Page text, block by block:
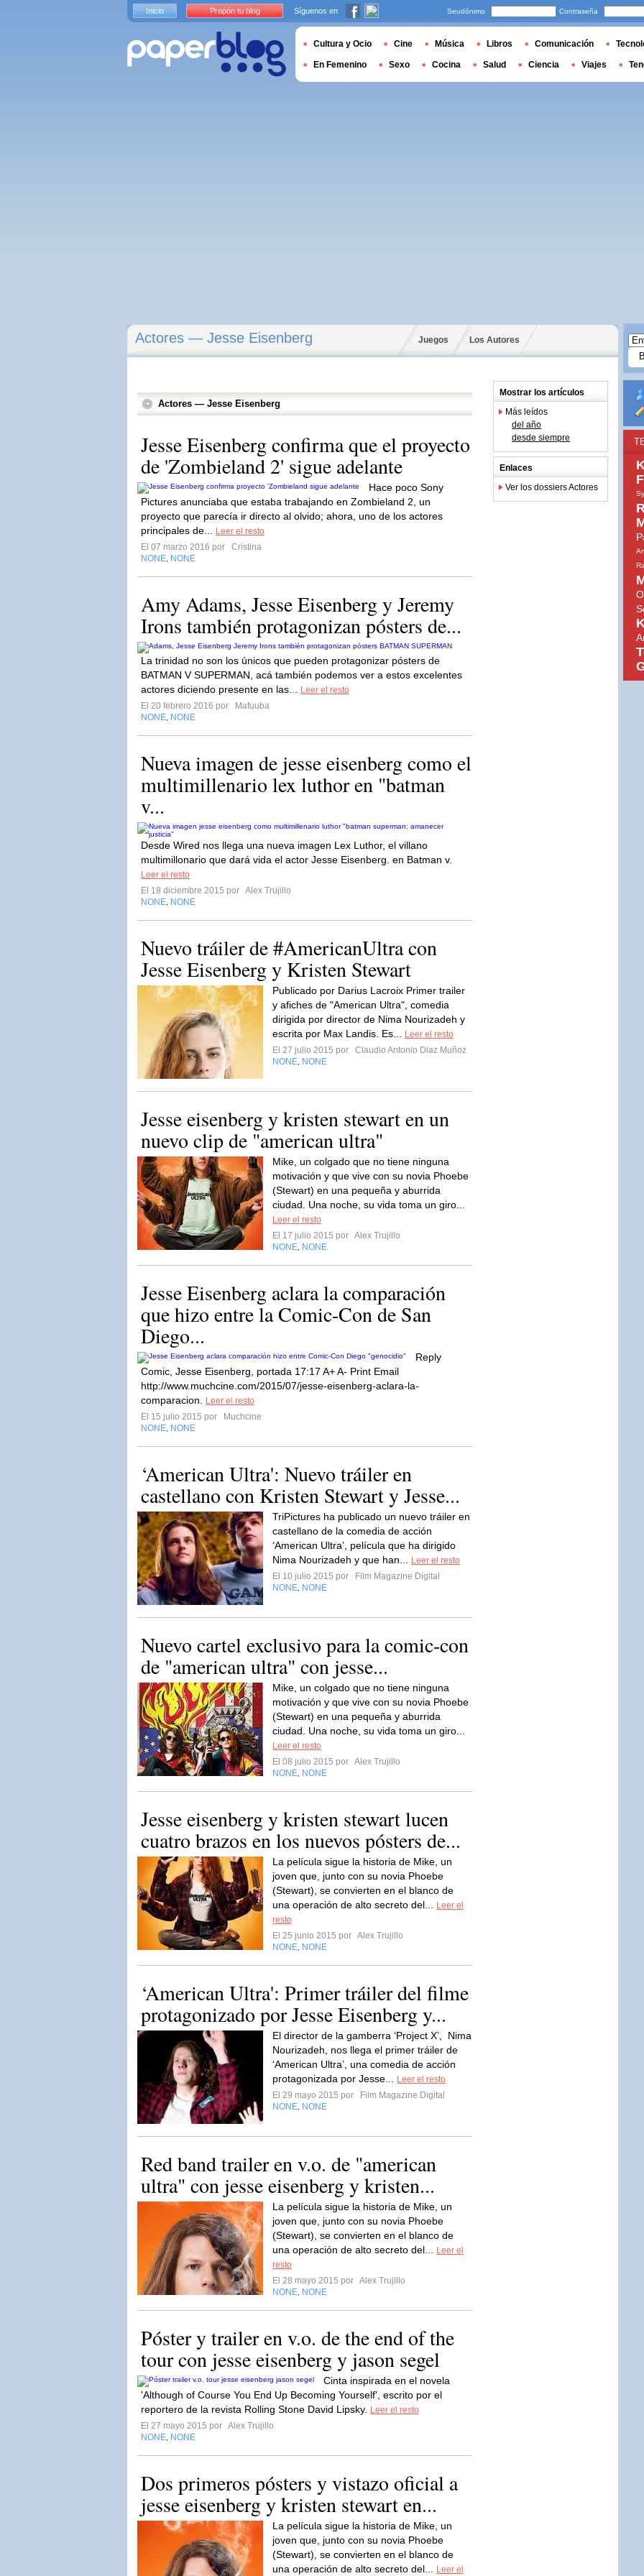
Actores — Jesse Eisenberg Juegos Los Autores
Actores — Jesse Eisenberg
Jesse Eisenberg confirma que el proyecto
de 'Zombieland 2' sigue adelante
Hace poco Sony
Pictures anunciaba que estaba trabajando en Zombieland 2, un
proyecto que parecía ir directo al olvido; ahora, uno de los actores
principales de...
Leer el resto
El 07 marzo 2016 por
Cristina
NONE NONE
Amy Adams, Jesse Eisenberg y Jeremy
Irons también protagonizan pósters de...
La trinidad no son los únicos que pueden protagonizar pósters de
BATMAN V SUPERMAN, acá también podemos ver a estos excelentes
actores diciendo presente en las...
Leer el resto
El 20 febrero 2016 por
Mafuuba
NONE NONE
Nueva imagen de jesse eisenberg como el
multimillenario lex luthor en "batman
v...
Desde Wired nos llega una nueva imagen Lex Luthor, el villano
multimillonario que dará vida el actor Jesse Eisenberg. en Batman v.
Leer el resto
El 18 diciembre 2015 por Alex Trujillo
NONE NONE
Nuevo tráiler de #AmericanUltra con
Jesse Eisenberg y Kristen Stewart
Publicado por Darius Lacroix Primer trailer
y afiches de "American Ultra", comedia
dirigida por director de Nima Nourizadeh y
escrita por Max Landis. Es...
Leer el resto
El 27 julio 2015 por
Claudio Antonio Diaz Muñoz
NONE NONE
Jesse eisenberg y kristen stewart en un
nuevo clip de "american ultra"
Mike, un colgado que no tiene ninguna
motivación y que vive con su novia Phoebe
(Stewart) en una pequeña y aburrida
ciudad. Una noche, su vida toma un giro...
Leer el resto
El 17 julio 2015 por Alex Trujillo
NONE NONE
Jesse Eisenberg aclara la comparación
que hizo entre la Comic-Con de San
Diego...
Reply
Comic, Jesse Eisenberg, portada 17:17 A+ A- Print Email
http://www.muchcine.com/2015/07/jesse-eisenberg-aclara-la-
comparacion.
Leer el resto
El 15 julio 2015 por
Muchcine
NONE NONE
‘American Ultra': Nuevo tráiler en
castellano con Kristen Stewart y Jesse...
TriPictures ha publicado un nuevo tráiler en
castellano de la comedia de acción
‘American Ultra’, película que ha dirigido
Nima Nourizadeh y que han...
Leer el resto
El 10 julio 2015 por
Film Magazine Digital
NONE NONE
Nuevo cartel exclusivo para la comic-con
de "american ultra" con jesse...
Mike, un colgado que no tiene ninguna
motivación y que vive con su novia Phoebe
(Stewart) en una pequeña y aburrida
ciudad. Una noche, su vida toma un giro...
Leer el resto
El 08 julio 2015 por Alex Trujillo
NONE NONE
Jesse eisenberg y kristen stewart lucen
cuatro brazos en los nuevos pósters de...
La película sigue la historia de Mike, un
joven que, junto con su novia Phoebe
(Stewart), se convierten en el blanco de
una operación de alto secreto del...
Leer el
resto
El 25 junio 2015 por Alex Trujillo
NONE NONE
‘American Ultra': Primer tráiler del filme
protagonizado por Jesse Eisenberg y...
El director de la gamberra ‘Project X’, Nima
Nourizadeh, nos llega el primer tráiler de
‘American Ultra’, una comedia de acción
protagonizada por Jesse...
Leer el resto
El 29 mayo 2015 por
Film Magazine Digital
NONE NONE
Red band trailer en v.o. de "american
ultra" con jesse eisenberg y kristen...
La película sigue la historia de Mike, un
joven que, junto con su novia Phoebe
(Stewart), se convierten en el blanco de
una operación de alto secreto del...
Leer el
resto
El 28 mayo 2015 por Alex Trujillo
NONE NONE
Póster y trailer en v.o. de the end of the
tour con jesse eisenberg y jason segel
Cinta inspirada en el novela
'Although of Course You End Up Becoming Yourself', escrito por el
reportero de la revista Rolling Stone David Lipsky.
Leer el resto
El 27 mayo 2015 por Alex Trujillo
NONE NONE
Dos primeros pósters y vistazo oficial a
jesse eisenberg y kristen stewart en...
La película sigue la historia de Mike, un
joven que, junto con su novia Phoebe
(Stewart), se convierten en el blanco de
una operación de alto secreto del...
Leer el
Mostrar los artículos
Más leídos
del año
desde siempre
Enlaces
Ver los dossiers Actores
Inicio Propón tu blog Síguenos en Seudónimo Contraseña
Cultura y Ocio Cine Música Libros Comunicación
En Femenino Sexo Cocina Salud Ciencia Viajes